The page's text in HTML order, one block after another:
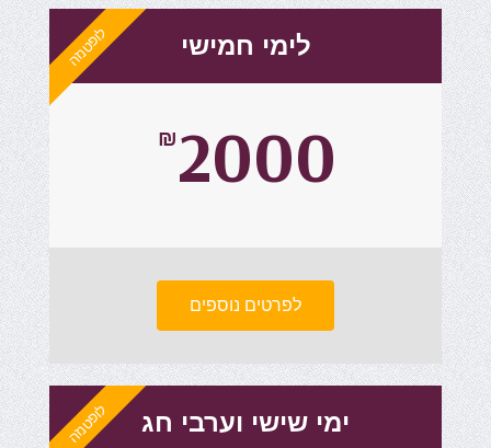
לימי חמישי
₪2000
לפרטים נוספים
לופטנזה
ימי שישי וערבי חג לופטנזה